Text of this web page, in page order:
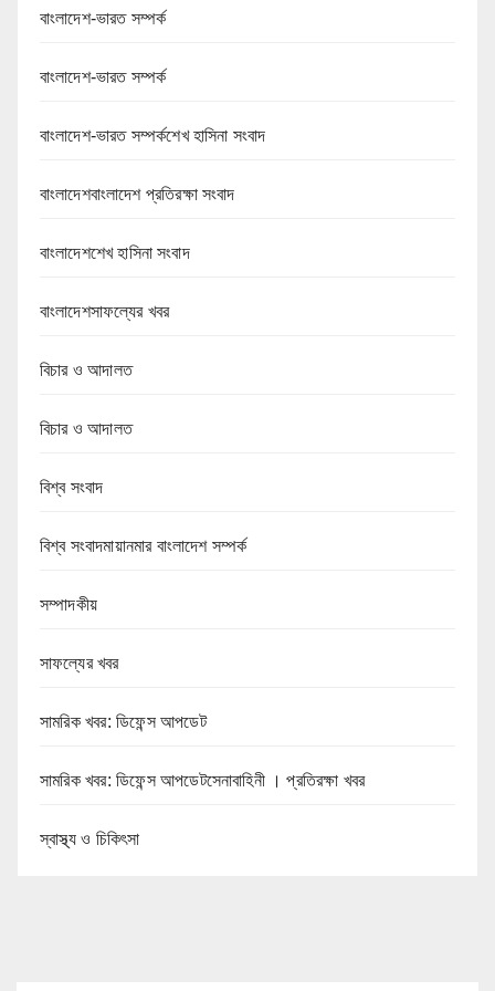
বাংলাদেশ-ভারত সম্পর্ক
বাংলাদেশ-ভারত সম্পর্ক
বাংলাদেশ-ভারত সম্পর্কশেখ হাসিনা সংবাদ
বাংলাদেশবাংলাদেশ প্রতিরক্ষা সংবাদ
বাংলাদেশশেখ হাসিনা সংবাদ
বাংলাদেশসাফল্যের খবর
বিচার ও আদালত
বিচার ও আদালত
বিশ্ব সংবাদ
বিশ্ব সংবাদমায়ানমার বাংলাদেশ সম্পর্ক
সম্পাদকীয়
সাফল্যের খবর
সামরিক খবর: ডিফেন্স আপডেট
সামরিক খবর: ডিফেন্স আপডেটসেনাবাহিনী । প্রতিরক্ষা খবর
স্বাস্থ্য ও চিকিৎসা